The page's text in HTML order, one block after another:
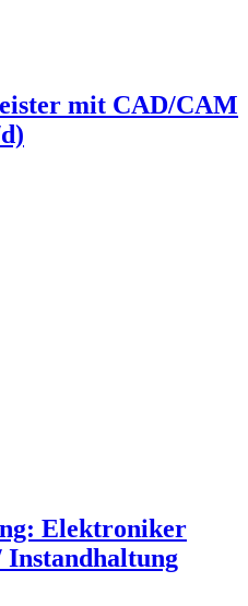
mit CAD/CAM
Elektroniker
Instandhaltung